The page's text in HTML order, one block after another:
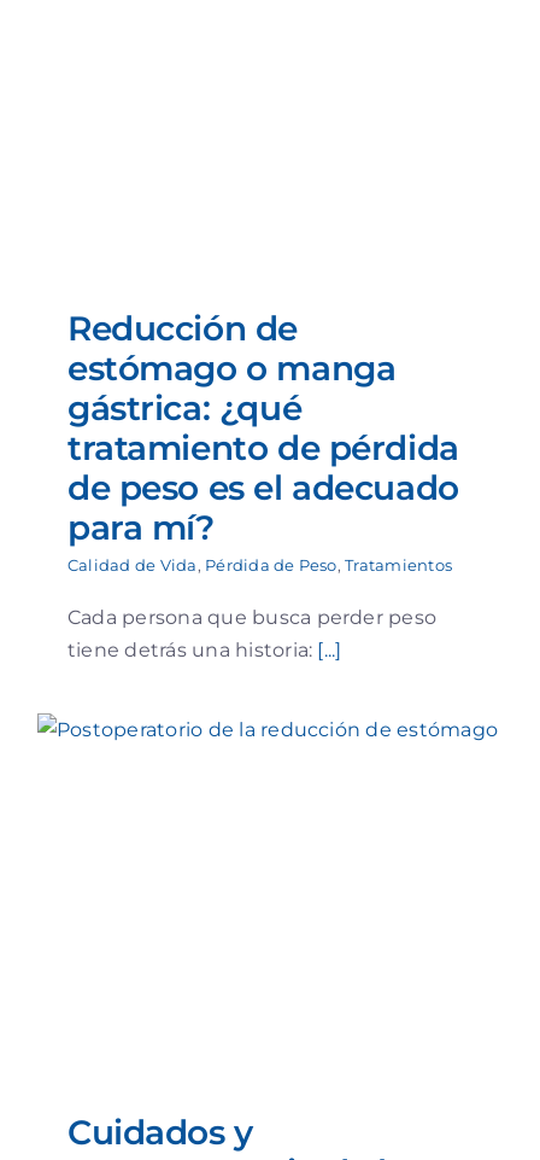
Reducción de
estómago o manga
gástrica: ¿qué
tratamiento de pérdida
de peso es el adecuado
para mí?
Calidad de Vida, Pérdida de Peso,Tratamientos
Cada persona que busca perder peso
tiene detrás una historia: [...]
Cuidados y